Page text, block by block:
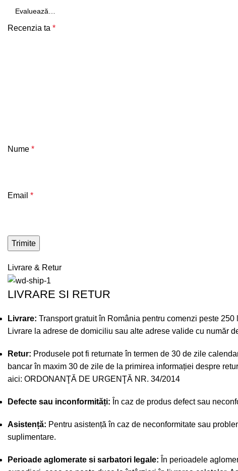
Recenzia ta *
Nume *
Email *
Livrare & Retur
LIVRARE SI RETUR
Livrare: Transport gratuit în România pentru comenzi peste
Livrare la adrese de domiciliu sau alte adrese valide cu număr
Retur: Produsele pot fi returnate în termen de 30 de zile
bancar în maxim 30 de zile de la primirea informației despre
aici: ORDONANŢĂ DE URGENŢĂ NR. 34/2014
Defecte sau inconformități: În caz de produs defect sau
Asistență: Pentru asistență în caz de neconformitate sau
suplimentare.
Perioade aglomerate si sarbatori legale: În perioadele